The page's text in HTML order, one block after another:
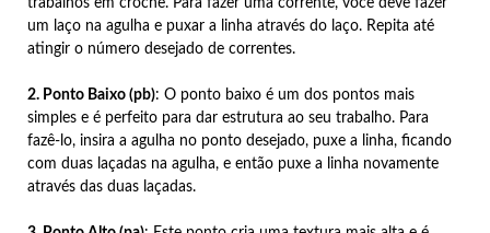
um laço na agulha e puxar a linha através do laço. Repita até
atingir o número desejado de correntes.
2. Ponto Baixo (pb): O ponto baixo é um dos pontos mais
simples e é perfeito para dar estrutura ao seu trabalho. Para
fazê-lo, insira a agulha no ponto desejado, puxe a linha, ficando
com duas laçadas na agulha, e então puxe a linha novamente
através das duas laçadas.